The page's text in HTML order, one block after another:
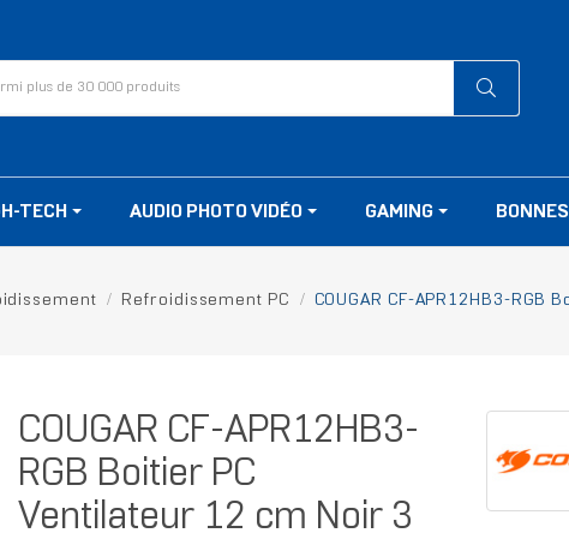
TECH AUDIO PHOTO VIDÉO GAMING
Refroidissement PC COUGAR CF-APR12HB3-
COUGAR CF-APR12HB3-
RGB Boitier PC
Ventilateur 12 cm Noir 3